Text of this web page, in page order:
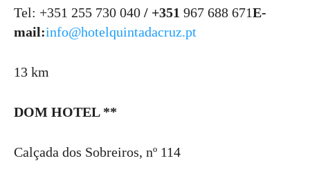
Tel: +351 255 730 040 / +351 967 688 671E-
mail:info@hotelquintadacruz.pt
13 km
DOM HOTEL **
Calçada dos Sobreiros, nº 114